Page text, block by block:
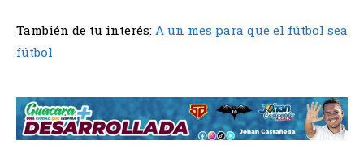
También de tu interés: ‎A un mes para que el fútbol sea
fútbol